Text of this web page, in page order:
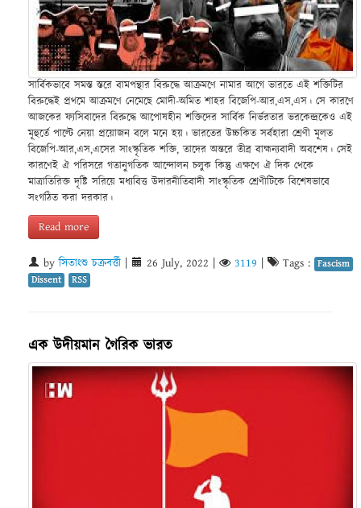
সার্বিকভাবে সমস্ত স্তরে বামপন্থার বিরুদ্ধে আক্রমণে নামার আগে ভারতে এই শক্তিটির
বিরুদ্ধেই প্রথমে আক্রমণে নেমেছে মোদী-অমিত শাহর বিজেপি-আর,এস,এস। সে কারণে
আজকের ফ্যসিবাদের বিরুদ্ধে আপোষহীন শক্তিদের সার্বিক নির্ভরতার ভরকেন্দ্রকেও এই
মূহুর্তে পাল্টে নেয়া প্রয়োজন বলে মনে হয়। ভারতের উচ্চকিত সর্বহারা শ্রেণী মূলত
বিজেপি-আর,এস,এসের সাংস্কৃতিক শক্তি, তাদের অন্তরে তীব্র বাহ্মন্যবাদী অবশেষ। সেই
কারণেই ঐ পরিসরে গতানুগতিক আন্দোলন চলুক কিন্তু এক্ষণে ঐ দিক থেকে
মাত্রাতিরিক্ত দৃষ্টি সরিয়ে মধ্যবিত্ত উদারনীতিবাদী সাংস্কৃতিক শ্রেণীটিকে বিশেষভাবে
সংগঠিত করা দরকার।
Read more
byসিতাংশু চক্রবর্ত্তী 26 July, 2022 3119 Tags : Fascism
Dissent
RSS
এক উদীয়মান গৈরিক ভারত